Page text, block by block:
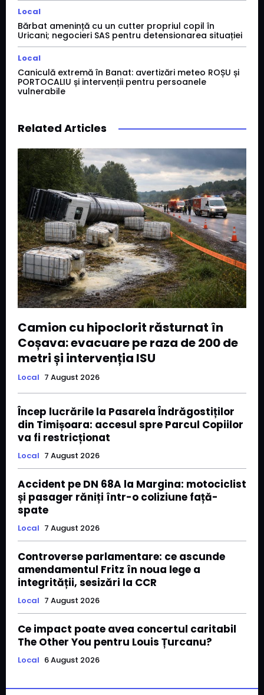
Local
Bărbat amenință cu un cutter propriul copil în
Uricani; negocieri SAS pentru detensionarea situației
Local
Caniculă extremă în Banat: avertizări meteo ROȘU și
PORTOCALIU și intervenții pentru persoanele
vulnerabile
Related Articles
Camion cu hipoclorit răsturnat în
Coșava: evacuare pe raza de 200 de
metri și intervenția ISU
Local 7 August 2026
Încep lucrările la Pasarela Îndrăgostiților
din Timișoara: accesul spre Parcul Copiilor
va fi restricționat
Local 7 August 2026
Accident pe DN 68A la Margina: motociclist
și pasager răniți într-o coliziune față-
spate
Local 7 August 2026
Controverse parlamentare: ce ascunde
amendamentul Fritz în noua lege a
integrității, sesizări la CCR
Local 7 August 2026
Ce impact poate avea concertul caritabil
The Other You pentru Louis Țurcanu?
Local 6 August 2026